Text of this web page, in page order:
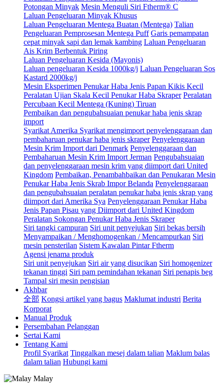
Potongan Minyak Mesin Menguli Siri Ftherm® C
Laluan Pengeluaran Minyak Khusus
Laluan Pengeluaran Mentega Buatan (Mentega) Talian
Pengeluaran Pemprosesan Mentega Puff Garis pemampatan
cepat minyak sapi dan lemak kambing Laluan Pengeluaran
Ais Krim Berbentuk Piring
Laluan Pengeluaran Kesida (Mayonis)
Laluan pengeluaran Kesida 1000kg/j Laluan Pengeluaran Sos
Kastard 2000kg/j
Mesin Eksperimen Penukar Haba Jenis Papan Kikis Kecil
Peralatan Ujian Skala Kecil Penukar Haba Skraper Peralatan
Percubaan Kecil Mentega (Kuning) Tiruan
Pembaikan dan pengubahsuaian penukar haba jenis skrap
import
Syarikat Amerika Syarikat mengimport penyelenggaraan dan
pembaharuan penukar haba jenis skraper Penyelenggaraan
Mesin Krim Import dari Denmark Penyelenggaraan dan
Pembaharuan Mesin Krim Import Jerman Pengubahsuaian
dan penyelenggaraan mesin krim yang diimport dari United
Kingdom Pembaikan, Penambahbaikan dan Penukaran Mesin
Penukar Haba Jenis Skrab Impor Belanda Penyelenggaraan
dan pengubahsuaian peralatan penukar haba jenis skrap yang
diimport dari Amerika Sya Penyelenggaraan Penukar Haba
Jenis Papan Pisau yang Diimport dari United Kingdom
Peralatan Sokongan Penukar Haba Jenis Skraper
Siri tangki campuran Siri unit penyejukan Siri bekas bersih
Menyampaikan / Menghomogenkan / Mencampurkan Siri
mesin pensterilan Sistem Kawalan Pintar Ftherm
Agensi jenama produk
Siri unit penyejukan Siri air yang disucikan Siri homogenizer
tekanan tinggi Siri pam pemindahan tekanan Siri penapis beg
Tampal siri mesin pengisian
Akhbar
全部 Kongsi artikel yang bagus Maklumat industri Berita
Korporat
Manual Produk
Persembahan Pelanggan
Sertai Kami
Tentang Kami
Profil Syarikat Tinggalkan mesej dalam talian Maklum balas
dalam talian Hubungi kami
Malay